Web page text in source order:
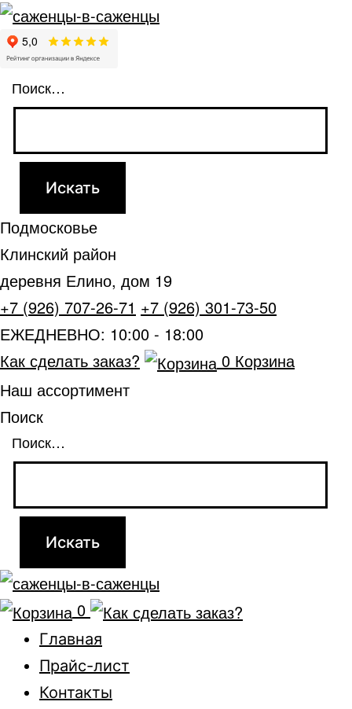
Поиск…
Подмосковье
Клинский район
деревня Елино, дом 19
+7 (926) 707-26-71 +7 (926) 301-73-50
ЕЖЕДНЕВНО: 10:00 - 18:00
Как сделать заказ?
0 Корзина
Наш ассортимент
Поиск
Поиск…
0
Главная
Прайс-лист
Контакты